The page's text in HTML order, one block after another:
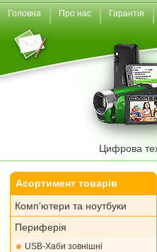
Головна Про нас Гарантія
Цифрова
Асортимент товарів
Комп'ютери та ноутбуки
Периферія
USB-Хаби зовнішні